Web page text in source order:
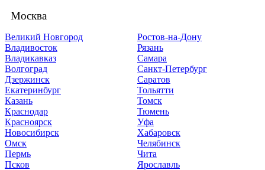
Москва
Великий Новгород
Владивосток
Владикавказ
Волгоград
Дзержинск
Екатеринбург
Казань
Краснодар
Красноярск
Новосибирск
Омск
Пермь
Псков
Ростов-на-Дону
Рязань
Самара
Санкт-Петербург
Саратов
Тольятти
Томск
Тюмень
Уфа
Хабаровск
Челябинск
Чита
Ярославль